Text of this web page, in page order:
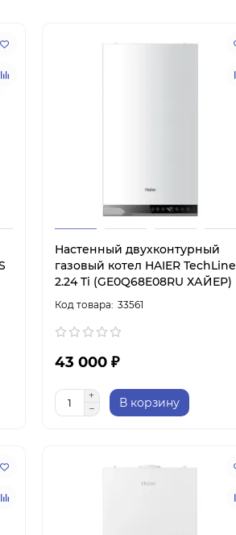
Настенный двухконтурный
газовый котел HAIER TechLine
2.24 Ti (GE0Q68E08RU ХАЙЕР)
33561
43 000 ₽
В корзину